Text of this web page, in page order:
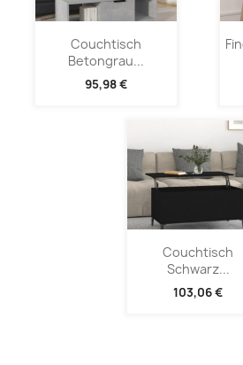
Couchtisch
Betongrau...
95,98 €
Couchtisch
Schwarz...
103,06 €